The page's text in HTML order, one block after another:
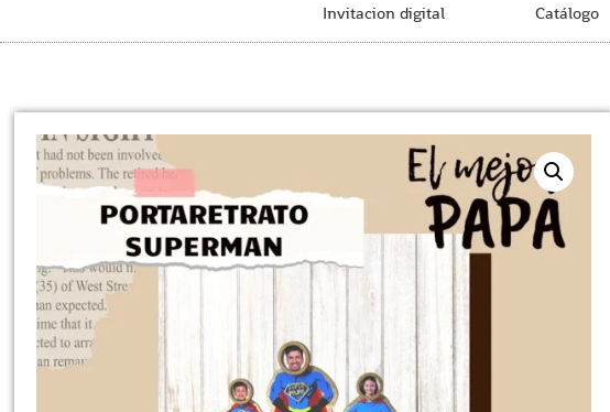
Invitacion digital Catálogo